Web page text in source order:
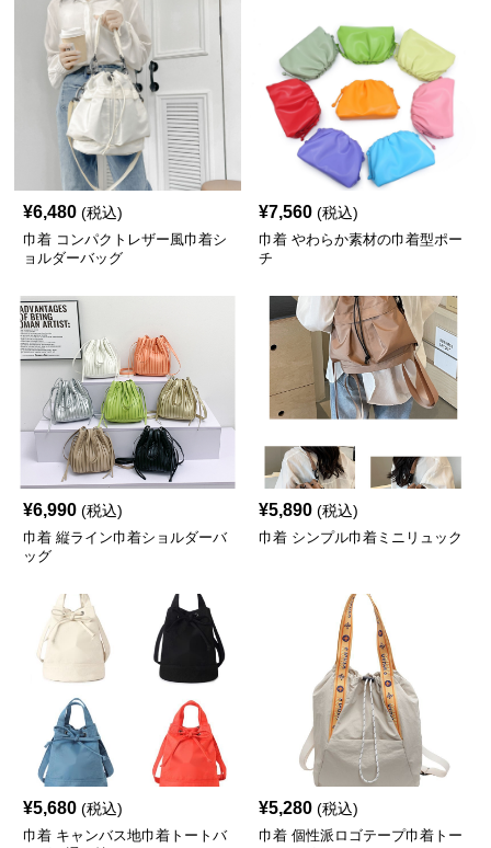
¥6,480 (税込)
巾着 コンパクトレザー風巾着シ
ョルダーバッグ
¥7,560 (税込)
巾着 やわらか素材の巾着型ポー
チ
¥6,990 (税込)
巾着 縦ライン巾着ショルダーバ
ッグ
¥5,890 (税込)
巾着 シンプル巾着ミニリュック
¥5,680 (税込)
巾着 キャンバス地巾着トートバ
¥5,280 (税込)
巾着 個性派ロゴテープ巾着トー